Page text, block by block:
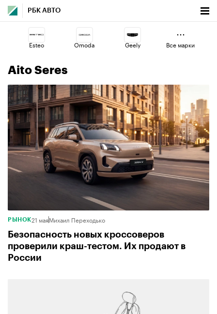
РБК АВТО
Esteo Omoda Geely
Lada Changan Jaecoo
Все марки
Aito Seres
РЫНОК21 маяМихаил Переходько
Безопасность новых кроссоверов
проверили краш-тестом. Их продают в
России